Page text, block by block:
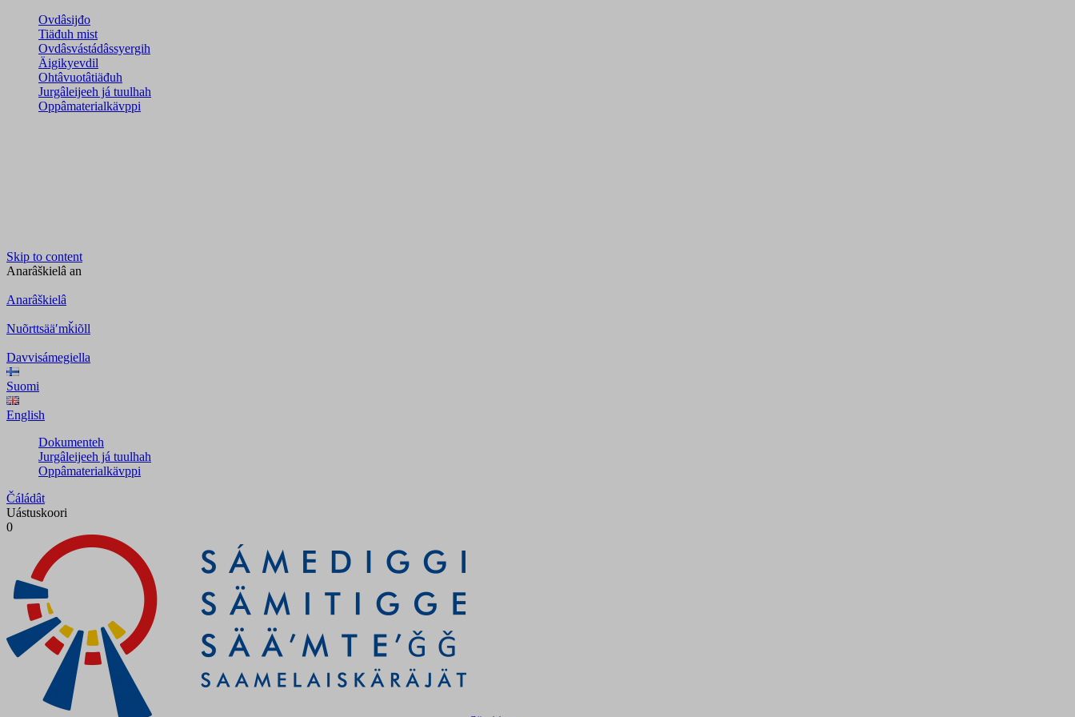
Ovdâsijđo
Tiäđuh mist
Ovdâsvástádâssyergih
Äigikyevdil
Ohtâvuotâtiäđuh
Jurgâleijeeh já tuulhah
Oppâmaterialkävppi
Skip to content
Anarâškielâ an
Anarâškielâ
Nuõrttsääʹmǩiõll
Davvisámegiella
Suomi
English
Dokumenteh
Jurgâleijeeh já tuulhah
Oppâmaterialkävppi
Čáládât
Uástuskoori
0